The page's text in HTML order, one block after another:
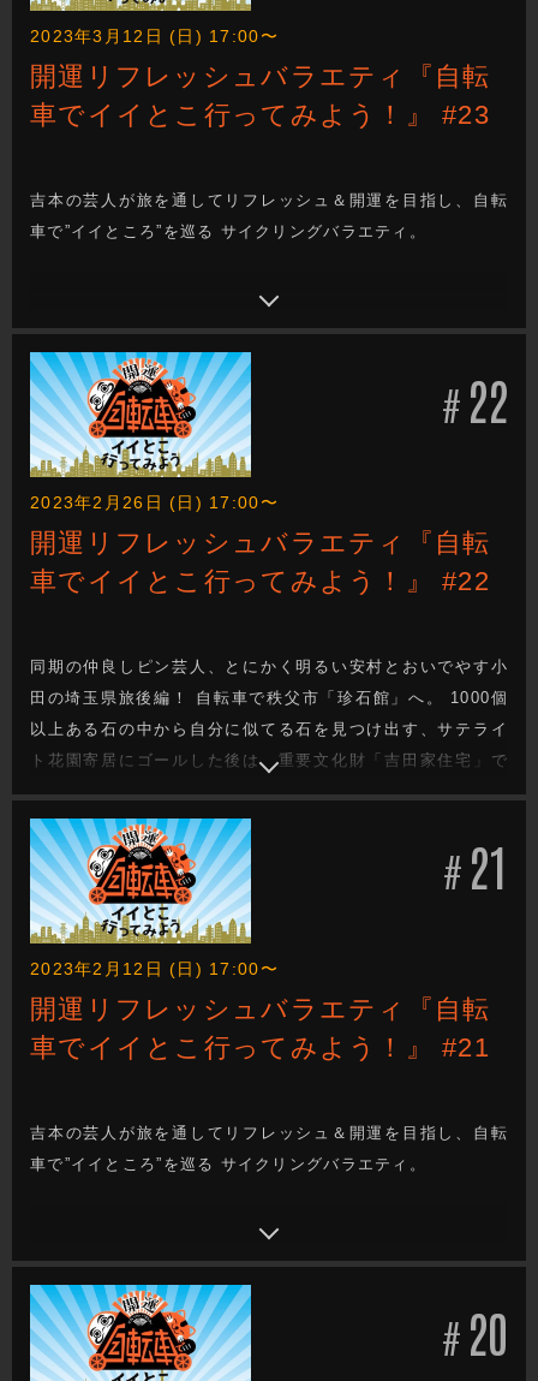
2023年3月12日 (日) 17:00〜
開運リフレッシュバラエティ『自転
車でイイとこ行ってみよう！』 #23
吉本の芸人が旅を通してリフレッシュ＆開運を目指し、自転
車で”イイところ”を巡る サイクリングバラエティ。
# 22
2023年2月26日 (日) 17:00〜
開運リフレッシュバラエティ『自転
車でイイとこ行ってみよう！』 #22
同期の仲良しピン芸人、とにかく明るい安村とおいでやす小
田の埼玉県旅後編！ 自転車で秩父市「珍石館」へ。 1000個
以上ある石の中から自分に似てる石を見つけ出す、サテライ
ト花園寄居にゴールした後は、重要文化財「吉田家住宅」で
囲炉裏を囲んで、絶品の地酒と手打ちそばに舌鼓を打ちなが
ら、話題は「R-1」の注目芸人や「THE SECOND」の裏話
へ…。
# 21
2023年2月12日 (日) 17:00〜
開運リフレッシュバラエティ『自転
車でイイとこ行ってみよう！』 #21
吉本の芸人が旅を通してリフレッシュ＆開運を目指し、自転
車で”イイところ”を巡る サイクリングバラエティ。
# 20